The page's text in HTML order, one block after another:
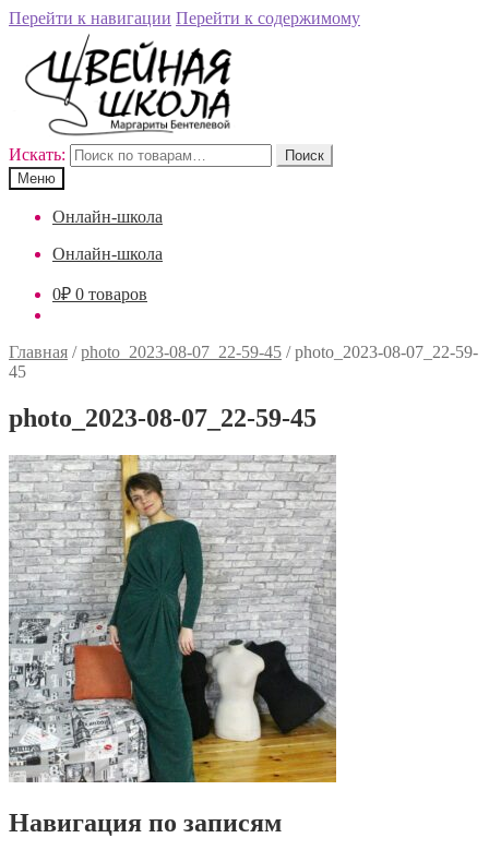
Перейти к навигации Перейти к содержимому
Искать:
Поиск
Меню
Онлайн-школа
Онлайн-школа
0₽ 0 товаров
Главная /photo_2023-08-07_22-59-45 /photo_2023-08-07_22-59-
45
photo_2023-08-07_22-59-45
Навигация по записям